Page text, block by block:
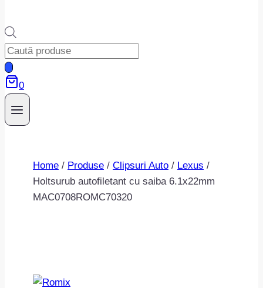
Products
search
0
Home / Produse / Clipsuri Auto / Lexus /
Holtsurub autofiletant cu saiba 6.1x22mm
MAC0708ROMC70320